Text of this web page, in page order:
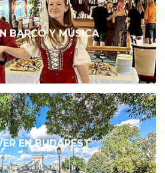
BARCO Y MÚSICA
EN BUDAPEST